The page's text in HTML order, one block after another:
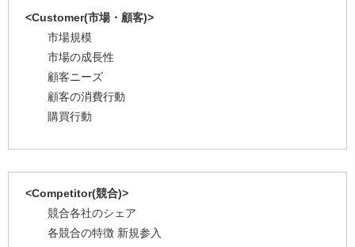
<Customer(市場・顧客)>
市場規模
市場の成長性
顧客ニーズ
顧客の消費行動
購買行動
<Competitor(競合)>
競合各社のシェア
各競合の特徴 新規参入